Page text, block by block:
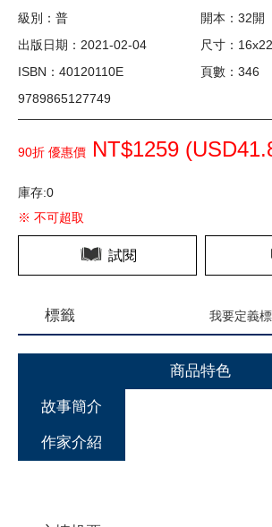
級別：普
開本：32開
出版日期：2021-02-04
尺寸：16x22
ISBN：40120110E
9789865127749
頁數：346
90折 優惠價 NT$1259 (USD
庫存:0
※ 不可超取
試閱
標籤 我要定義
商品特色
故事簡介
作家介紹